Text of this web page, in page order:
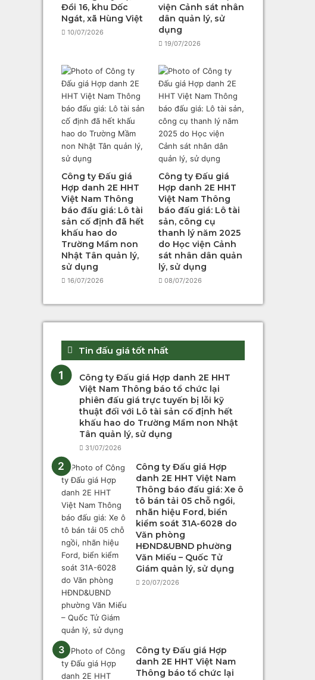
Đồi 16, khu Dốc
Ngát, xã Hùng Việt
10/07/2026
viện Cảnh sát nhân
dân quản lý, sử
dụng
19/07/2026
Công ty Đấu giá
Hợp danh 2E HHT
Việt Nam Thông
báo đấu giá: Lô tài
sản cố định đã hết
khấu hao do
Trường Mầm non
Nhật Tân quản lý,
sử dụng
16/07/2026
Công ty Đấu giá
Hợp danh 2E HHT
Việt Nam Thông
báo đấu giá: Lô tài
sản, công cụ
thanh lý năm 2025
do Học viện Cảnh
sát nhân dân quản
lý, sử dụng
08/07/2026
Tin đấu giá tốt nhất
Công ty Đấu giá Hợp danh 2E HHT
Việt Nam Thông báo tổ chức lại
phiên đấu giá trực tuyến bị lỗi kỹ
thuật đối với Lô tài sản cố định hết
khấu hao do Trường Mầm non Nhật
Tân quản lý, sử dụng
31/07/2026
Công ty Đấu giá Hợp
danh 2E HHT Việt Nam
Thông báo đấu giá: Xe ô
tô bán tải 05 chỗ ngồi,
nhãn hiệu Ford, biển
kiểm soát 31A-6028 do
Văn phòng
HĐND&UBND phường
Văn Miếu – Quốc Tử
Giám quản lý, sử dụng
20/07/2026
Công ty Đấu giá Hợp
danh 2E HHT Việt Nam
Thông báo tổ chức lại